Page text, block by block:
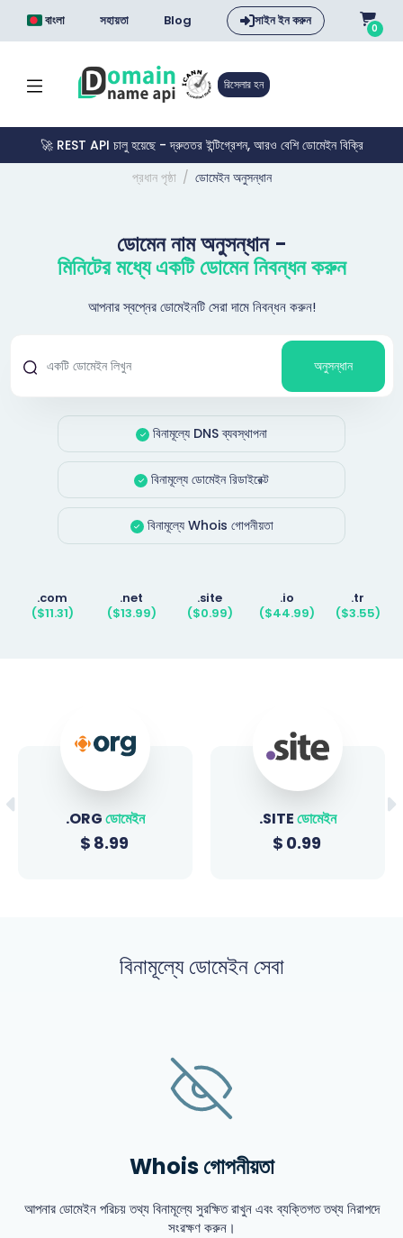
বাংলা সহায়তা Blog সাইন ইন করুন 0
রিসেলার হন
🚀 REST API চালু হয়েছে - দ্রুততর ইন্টিগ্রেশন, আরও বেশি ডোমেইন বিক্রি
প্রধান পৃষ্ঠা
ডোমেইন অনুসন্ধান
ডোমেন নাম অনুসন্ধান -
মিনিটের মধ্যে একটি ডোমেন নিবন্ধন করুন
আপনার স্বপ্নের ডোমেইনটি সেরা দামে নিবন্ধন করুন!
অনুসন্ধান
বিনামূল্যে DNS ব্যবস্থাপনা
বিনামূল্যে ডোমেইন রিডাইরেক্ট
বিনামূল্যে Whois গোপনীয়তা
.com
($11.31)
.net
($13.99)
.site
($0.99)
.io
($44.99)
.tr
($3.55)
.ORGডোমেইন
$ 8.99
.SITEডোমেইন
$ 0.99
বিনামূল্যে ডোমেইন সেবা
Whois গোপনীয়তা
আপনার ডোমেইন পরিচয় তথ্য বিনামূল্যে সুরক্ষিত রাখুন এবং ব্যক্তিগত তথ্য নিরাপদে
সংরক্ষণ করুন।